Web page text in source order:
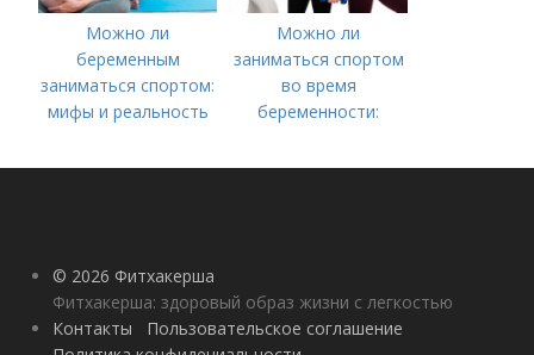
Можно ли
беременным
заниматься спортом:
мифы и реальность
Можно ли
заниматься спортом
во время
беременности:
© 2026 Фитхакерша
Фитхакерша: здоровый образ жизни с легкостью
Контакты
Пользовательское соглашение